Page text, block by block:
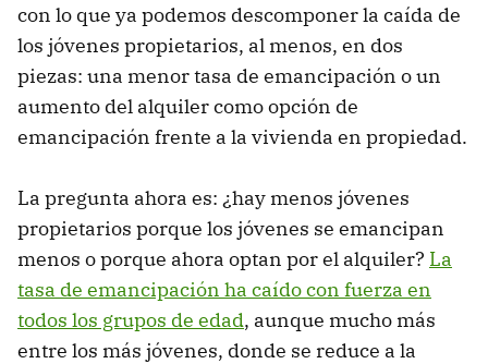
con lo que ya podemos descomponer la caída de
los jóvenes propietarios, al menos, en dos
piezas: una menor tasa de emancipación o un
aumento del alquiler como opción de
emancipación frente a la vivienda en propiedad.
La pregunta ahora es: ¿hay menos jóvenes
propietarios porque los jóvenes se emancipan
menos o porque ahora optan por el alquiler? La
tasa de emancipación ha caído con fuerza en
todos los grupos de edad, aunque mucho más
entre los más jóvenes, donde se reduce a la